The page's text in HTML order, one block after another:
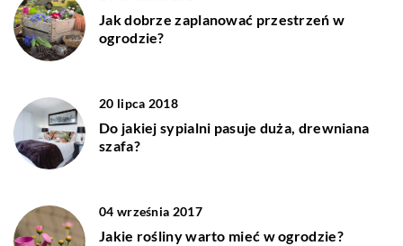
Jak dobrze zaplanować przestrzeń w
ogrodzie?
20 lipca 2018
Do jakiej sypialni pasuje duża, drewniana
szafa?
04 września 2017
Jakie rośliny warto mieć w ogrodzie?